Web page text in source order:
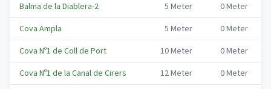
Balma de la Diablera-2
5 Meter 0Meter
Cova Ampla
5 Meter 0Meter
Cova Nº1 de Coll de Port
10Meter 0Meter
Cova Nº1 de la Canal de Cirers
12Meter 0Meter